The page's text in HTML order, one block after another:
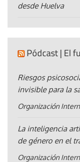
desde Huelva
Pódcast | El
Riesgos
invisible para la
Organización
La inteligencia
de género en el
Organización